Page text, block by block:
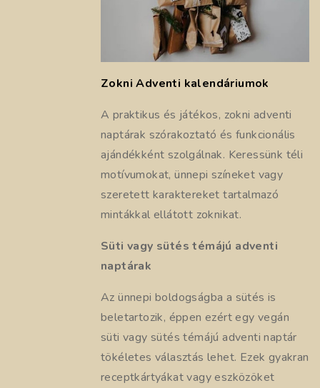
Zokni Adventi kalendáriumok
A praktikus és játékos, zokni adventi
naptárak szórakoztató és funkcionális
ajándékként szolgálnak. Keressünk téli
motívumokat, ünnepi színeket vagy
szeretett karaktereket tartalmazó
mintákkal ellátott zoknikat.
Süti vagy sütés témájú adventi
naptárak
Az ünnepi boldogságba a sütés is
beletartozik, éppen ezért egy vegán
süti vagy sütés témájú adventi naptár
tökéletes választás lehet. Ezek gyakran
receptkártyákat vagy eszközöket